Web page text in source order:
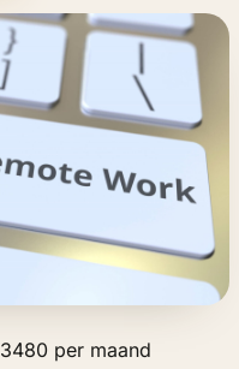
per maand